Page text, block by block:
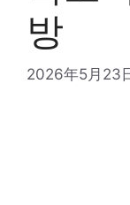
방
2026年5月23